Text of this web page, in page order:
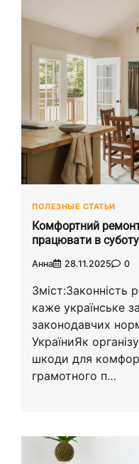
ПОЛЕЗНЫЕ СТАТЬИ
Комфортний
працювати в суботу
Анна 28.11.2025 0
Зміст:Законність
каже українське
законодавчих
УкраїниЯк
шкоди для
грамотного п…